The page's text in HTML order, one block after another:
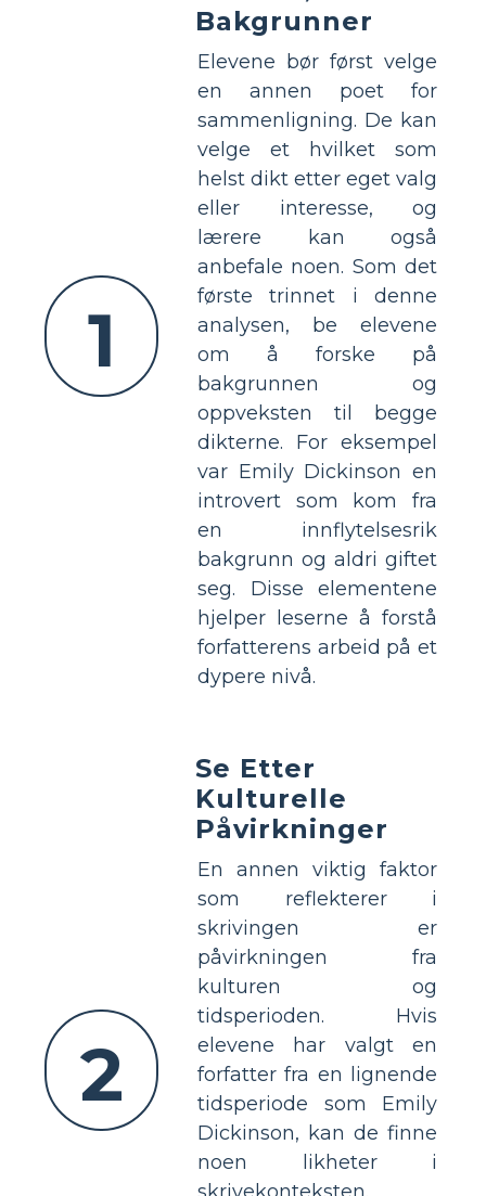
1
Bakgrunner
Elevene bør først velge
en annen poet for
sammenligning. De kan
velge et hvilket som
helst dikt etter eget valg
eller interesse, og
lærere kan også
anbefale noen. Som det
første trinnet i denne
analysen, be elevene
om å forske på
bakgrunnen og
oppveksten til begge
dikterne. For eksempel
var Emily Dickinson en
introvert som kom fra
en innflytelsesrik
bakgrunn og aldri giftet
seg. Disse elementene
hjelper leserne å forstå
forfatterens arbeid på et
dypere nivå.
2
Se Etter
Kulturelle
Påvirkninger
En annen viktig faktor
som reflekterer i
skrivingen er
påvirkningen fra
kulturen og
tidsperioden. Hvis
elevene har valgt en
forfatter fra en lignende
tidsperiode som Emily
Dickinson, kan de finne
noen likheter i